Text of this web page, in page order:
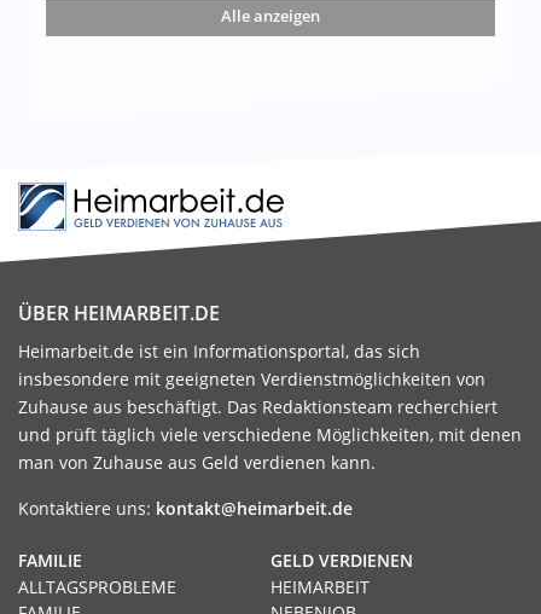
Alle anzeigen
ÜBER HEIMARBEIT.DE
Heimarbeit.de ist ein Informationsportal, das sich
insbesondere mit geeigneten Verdienstmöglichkeiten von
Zuhause aus beschäftigt. Das Redaktionsteam recherchiert
und prüft täglich viele verschiedene Möglichkeiten, mit denen
man von Zuhause aus Geld verdienen kann.
Kontaktiere uns: kontakt@heimarbeit.de
GELD VERDIENEN
HEIMARBEIT
FAMILIE
ALLTAGSPROBLEME